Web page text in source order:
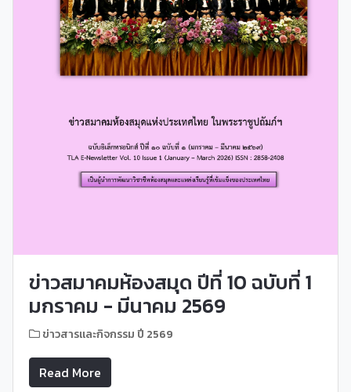
ข่าวสมาคมห้องสมุด ปีที่ 10 ฉบับที่ 1
มกราคม - มีนาคม 2569
ข่าวสารและกิจกรรม ปี 2569
Read More